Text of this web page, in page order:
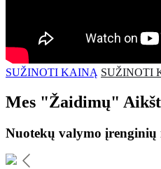
SUŽINOTI KAINĄ SUŽINOTI
Mes "Žaidimų"
Nuotekų valymo